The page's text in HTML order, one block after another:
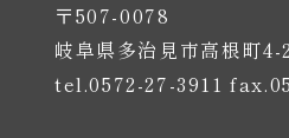
〒507-0078
岐阜県多治見市高根町4-
tel.0572-27-3911